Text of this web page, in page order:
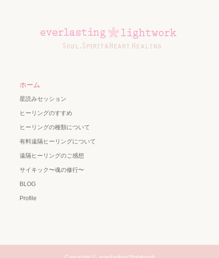
ホーム
星読みセッション
ヒーリングのすすめ
ヒーリングの種類について
有料遠隔ヒーリングについて
遠隔ヒーリングのご感想
サイキック〜魂の修行〜
BLOG
Profile